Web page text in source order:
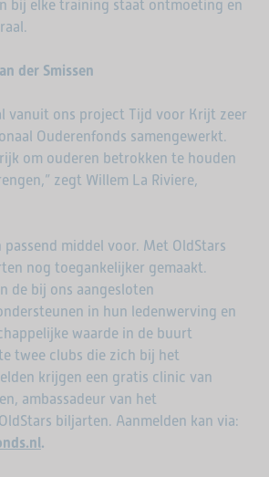
bij elke training staat ontmoeting en
der Smissen
vanuit ons project Tijd voor Krijt zeer
Ouderenfonds samengewerkt.
om ouderen betrokken te houden
zegt Willem La Riviere,
passend middel voor. Met OldStars
nog toegankelijker gemaakt.
de bij ons aangesloten
in hun ledenwerving en
waarde in de buurt
twee clubs die zich bij het
krijgen een gratis clinic van
ambassadeur van het
biljarten. Aanmelden kan via:
.